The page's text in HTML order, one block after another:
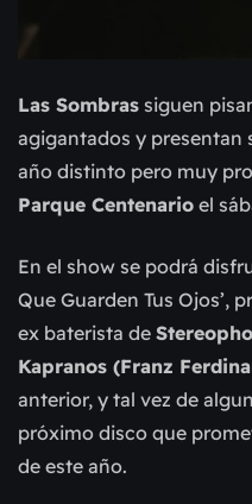
Las Sombras siguen
agigantados y presentan
año distinto pero muy
Parque Centenario el
En el show se podrá
Que Guarden Tus Ojos’,
ex baterista de
Kapranos (Franz
anterior, y tal vez de
próximo disco que
de este año.